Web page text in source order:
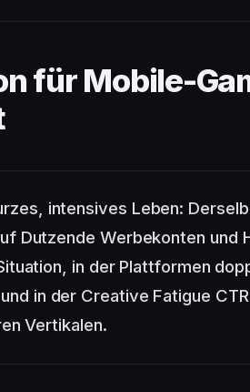
für Mobile-
intensives Leben:
Dutzende Werbekonten und
in der Plattformen
in der Creative Fatigue CTR
Vertikalen.